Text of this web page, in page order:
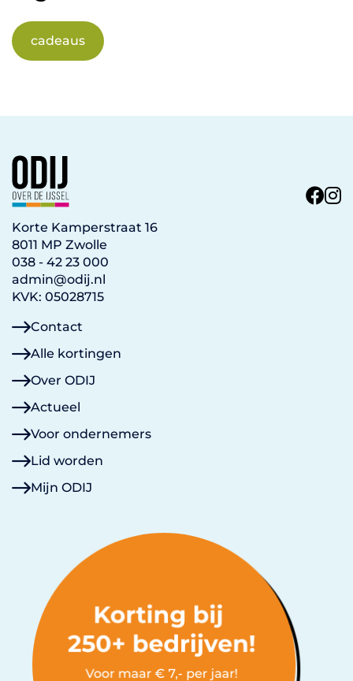
cadeaus
Korte Kamperstraat 16
8011 MP Zwolle
038 - 42 23 000
admin@odij.nl
KVK: 05028715
Contact
Alle kortingen
Over ODIJ
Actueel
Voor ondernemers
Lid worden
Mijn ODIJ